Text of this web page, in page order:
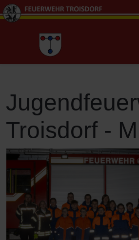
Troisdorf -